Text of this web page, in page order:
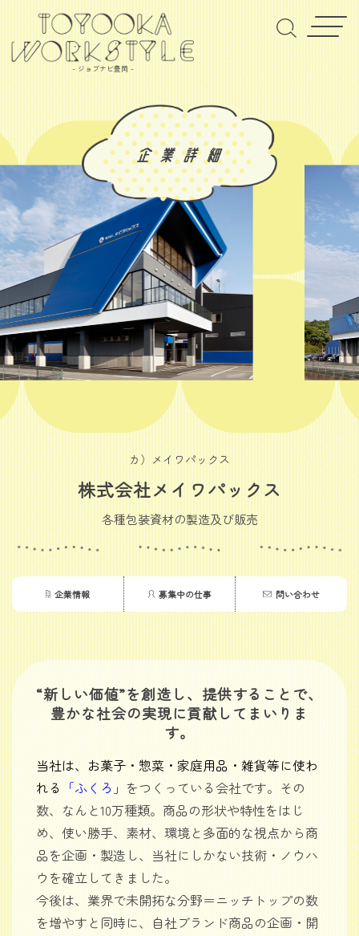
- ジョブナビ豊岡 -
カ）メイワパックス
株式会社メイワパックス
各種包装資材の製造及び販売
企業情報 募集中の仕事 問い合わせ
“新しい価値”を創造し、提供することで、
豊かな社会の実現に貢献してまいりま
す。
当社は、お菓子・惣菜・家庭用品・雑貨等に使わ
れる 「ふくろ」 をつくっている会社です。その
数、なんと10万種類。商品の形状や特性をはじ
め、使い勝手、素材、環境と多面的な視点から商
品を企画・製造し、当社にしかない技術・ノウハ
ウを確立してきました。
今後は、業界で未開拓な分野＝ニッチトップの数
を増やすと同時に、自社ブランド商品の企画・開